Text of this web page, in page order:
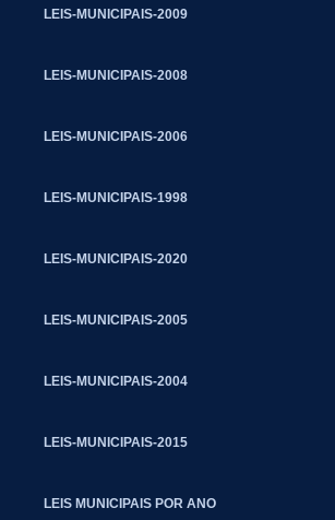
LEIS-MUNICIPAIS-2009
LEIS-MUNICIPAIS-2008
LEIS-MUNICIPAIS-2006
LEIS-MUNICIPAIS-1998
LEIS-MUNICIPAIS-2020
LEIS-MUNICIPAIS-2005
LEIS-MUNICIPAIS-2004
LEIS-MUNICIPAIS-2015
LEIS MUNICIPAIS POR ANO